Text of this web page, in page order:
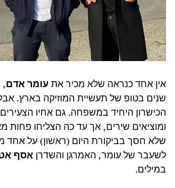
אין אחד כנראה שלא מכיר את עומר אדם
שנים בטופ של תעשיית המוזיקה בארץ.
הכישרון היחיד במשפחה. גם אחיו
ומוציאים שירים, אך עד כה הצליחו פחות
שלא חסך בביקורת היום (ראשון) על אחד
לשעבר של עומר, האמרגן והשדרן אסף
במילים.